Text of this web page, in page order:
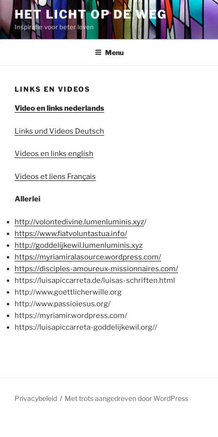
Spring
naar
de
inhoud
HET LICHT OP DE WEG
Inspiratie voor beter leven
Menu
LINKS EN VIDEOS
Video en links nederlands
Links und Videos Deutsch
Videos en links english
Videos et liens Français
Allerlei
http://volontedivine.lumenluminis.xyz/
https://www.fiatvoluntastua.info/
http://goddelijkewil.lumenluminis.xyz
https://myriamiralasource.wordpress.com/
https://disciples-amoureux-missionnaires.com/
https://luisapiccarreta.de/luisas-schriften.html
http://www.goettlicherwille.org
http://www.passioiesus.org/
https://myriamir.wordpress.com/
https://luisapiccarreta-goddelijkewil.org//
Privacybeleid Met trots aangedreven door WordPress